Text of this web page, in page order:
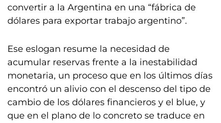
convertir a la Argentina en una “fábrica de
dólares para exportar trabajo argentino”.
Ese eslogan resume la necesidad de
acumular reservas frente a la inestabilidad
monetaria, un proceso que en los últimos días
encontró un alivio con el descenso del tipo de
cambio de los dólares financieros y el blue, y
que en el plano de lo concreto se traduce en